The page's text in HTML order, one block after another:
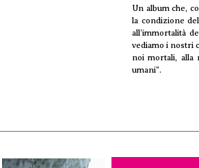
Un album che,
la condizione
all’immortalità
vediamo i nostri
noi mortali, alla
umani”.